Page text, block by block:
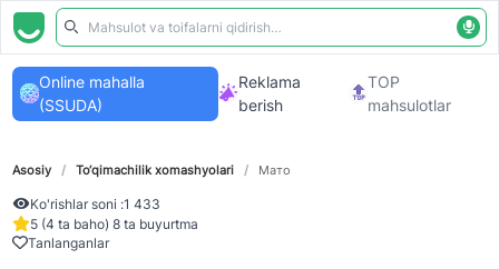
Online mahalla
(SSUDA)
Reklama
berish
TOP
mahsulotlar
Asosiy / To‘qimachilik xomashyolari / Мато
Ko'rishlar soni :1 433
5 (4 ta baho) 8 ta buyurtma
Tanlanganlar